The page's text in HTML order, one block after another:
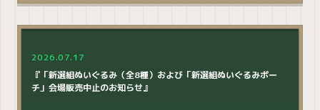
2026.07.17
『「新選組ぬいぐるみ（全8種）および「新選組ぬいぐるみポー
チ」会場販売中止のお知らせ』